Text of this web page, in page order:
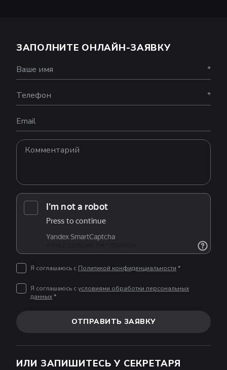
ЗАПОЛНИТЕ ОНЛАЙН-ЗАЯВКУ
Ваше имя *
Телефон *
Email
Я соглашаюсь с Политикой конфиденциальности *
Я соглашаюсь сусловиями обработки персональных
данных*
ОТПРАВИТЬ ЗАЯВКУ
ИЛИ ЗАПИШИТЕСЬ У СЕКРЕТАРЯ